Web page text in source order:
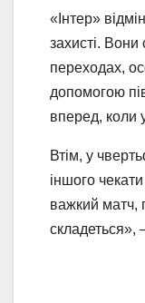
«Інтер»
захисті.
переходах,
допомогою
вперед, коли
Втім, у
іншого
важкий матч,
складеться»,